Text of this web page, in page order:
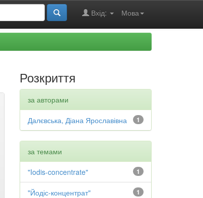
Мова
Вхід:
Розкриття
за авторами
1
Далєвська, Діана Ярославівна
за темами
1
"Iodis-concentrate"
1
"Йодіс-концентрат"